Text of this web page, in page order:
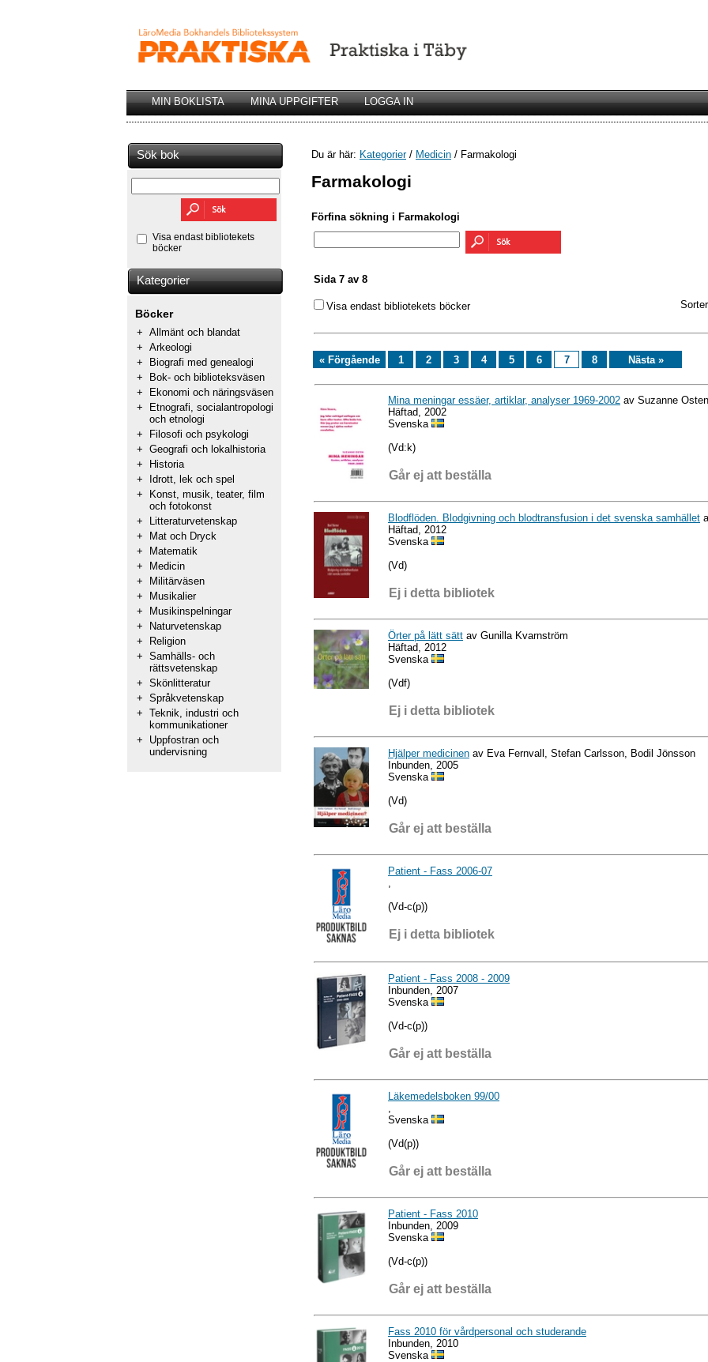
MIN BOKLISTA MINA UPPGIFTER LOGGA IN
Sök bok
Visa endast bibliotekets
böcker
Kategorier
Böcker
+ Allmänt och blandat
+ Arkeologi
+
Biografi med genealogi
+
Bok- och biblioteksväsen
+
Ekonomi och näringsväsen
+
Etnografi, socialantropologi
och etnologi
+
Filosofi och psykologi
+ Geografi och lokalhistoria
+
Historia
+
Idrott, lek och spel
+
Konst, musik, teater, film
och fotokonst
+
Litteraturvetenskap
+
Mat och Dryck
+
Matematik
+
Medicin
+
Militärväsen
+
Musikalier
+
Musikinspelningar
+
Naturvetenskap
+
Religion
+ Samhälls- och
rättsvetenskap
+ Skönlitteratur
+ Språkvetenskap
+ Teknik, industri och
kommunikationer
+
Uppfostran och
undervisning
Du är här: Kategorier/ Medicin / Farmakologi
Farmakologi
Förfina sökning i Farmakologi
Sida 7 av 8
Visa endast bibliotekets böcker
« Förgående 1 2 3 4 5 6 7 8 Nästa »
Mina meningar essäer, artiklar, analyser 1969-2002 av Suzanne Osten
Häftad, 2002
Svenska
(Vd:k)
Går ej att beställa
Blodflöden. Blodgivning och blodtransfusion i det svenska samhället
Häftad, 2012
Svenska
(Vd)
Ej i detta bibliotek
Örter på lätt sätt av Gunilla Kvarnström
Häftad, 2012
Svenska
(Vdf)
Ej i detta bibliotek
Hjälper medicinen av Eva Fernvall, Stefan Carlsson, Bodil Jönsson
Inbunden, 2005
Svenska
(Vd)
Går ej att beställa
Patient - Fass 2006-07
(Vd-c(p))
Ej i detta bibliotek
Patient - Fass 2008 - 2009
Inbunden, 2007
Svenska
(Vd-c(p))
Går ej att beställa
Läkemedelsboken 99/00
Svenska
(Vd(p))
Går ej att beställa
Patient - Fass 2010
Inbunden, 2009
Svenska
(Vd-c(p))
Går ej att beställa
Fass 2010 för vårdpersonal och studerande
Inbunden, 2010
Svenska